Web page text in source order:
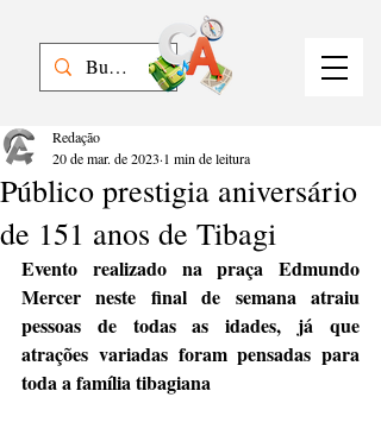
Público prestigia aniversário
de 151 anos de Tibagi
Redação
20 de mar. de 2023 1 min de leitura
Evento realizado na praça Edmundo
Mercer neste final de semana atraiu
pessoas de todas as idades, já que
atrações variadas foram pensadas para
toda a família tibagiana